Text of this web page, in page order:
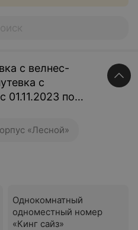
с велнес-
с
01.11.2023 по
«Лесной»
Однокомнатный
одноместный номер
«Кинг сайз»